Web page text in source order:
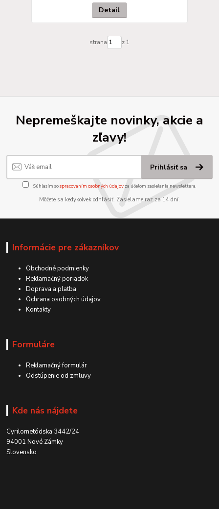
Detail
strana z 1
Nepremeškajte novinky, akcie a
zľavy!
Prihlásiť sa
Súhlasím sospracovaním osobných údajov za účelom zasielania newslettera.
Môžete sa kedykoľvek odhlásiť. Zasielame raz za 14 dní.
Informácie pre zákazníkov
Obchodné podmienky
Reklamačný poriadok
Doprava a platba
Ochrana osobných údajov
Kontakty
Formuláre
Reklamačný formulár
Odstúpenie od zmluvy
Kde nás nájdete
Cyrilometódska 3442/24
94001 Nové Zámky
Slovensko